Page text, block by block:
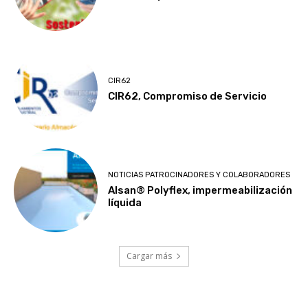
CIR62
CIR62, Compromiso de Servicio
NOTICIAS PATROCINADORES Y COLABORADORES
Alsan® Polyflex, impermeabilización
líquida
Cargar más